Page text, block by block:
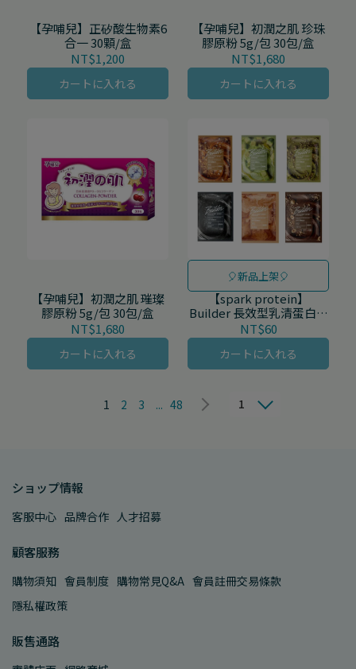
【孕哺兒】正矽酸生物素6
合一 30顆/盒
NT$1,200
カートに入れる
【孕哺兒】初潤之肌 珍珠
膠原粉 5g/包 30包/盒
NT$1,680
カートに入れる
【孕哺兒】初潤之肌 璀璨
膠原粉 5g/包 30包/盒
NT$1,680
カートに入れる
🎈新品上架🎈
【spark protein】
Builder 長效型乳清蛋白飲
系列 (多種口味) 33-38g/包
NT$60
カートに入れる
1 2 3 ... 48 1
ショップ情報
客服中心 品牌合作 人才招募
顧客服務
購物須知 會員制度 購物常見Q&A 會員註冊交易條款
隱私權政策
販售通路